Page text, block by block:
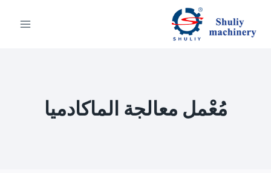
المحتوى
مُعْمل معالجة الماكادميا